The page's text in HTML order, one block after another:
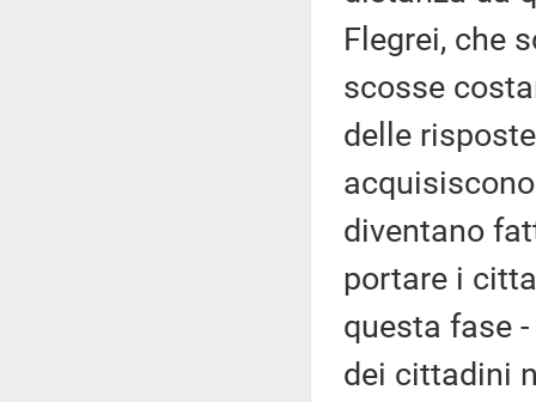
Flegrei, che
scosse
delle
diventano
portare i
questa fase
dei cittadini